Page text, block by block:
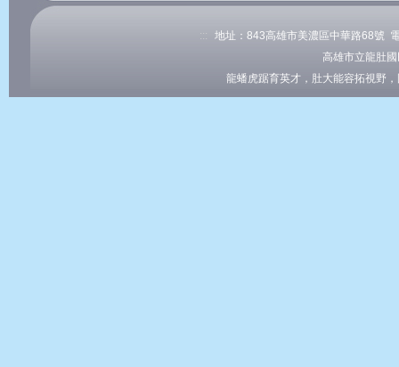
:::
地址：843高雄市美濃區中華路68號
高雄市立龍肚
龍蟠虎踞育英才，肚大能容拓視野